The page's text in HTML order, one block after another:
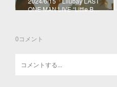
ONE MAN LIVE “Little B…
0コメント